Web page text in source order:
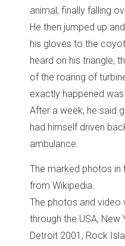
animal, finally falling
He then jumped up
his gloves to the
heard on his triangle,
of the roaring of
exactly happened
After a week, he said
had himself driven
ambulance.
The marked photos in
from Wikipedia.
The photos and video
through the USA, New
Detroit 2001, Rock